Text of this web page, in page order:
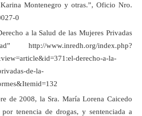
Montenegro y otras.”, Oficio Nro.
0
a la Salud de las Mujeres Privadas
www.inredh.org/index.php?
derecho-a-la-
de-la-
de 2008, la Sra. María Lorena Caicedo
por tenencia de drogas, y sentenciada a